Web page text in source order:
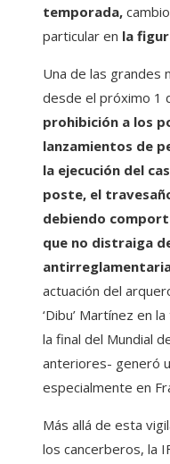
temporada,
particular en la
Una de las grandes
desde el próximo 1
prohibición a los
lanzamientos de
la ejecución del
poste, el
debiendo
que no distraiga
actuación del
‘Dibu’ Martínez en
la final del Mundial
anteriores- generó
especialmente en
Más allá de esta
los cancerberos, la